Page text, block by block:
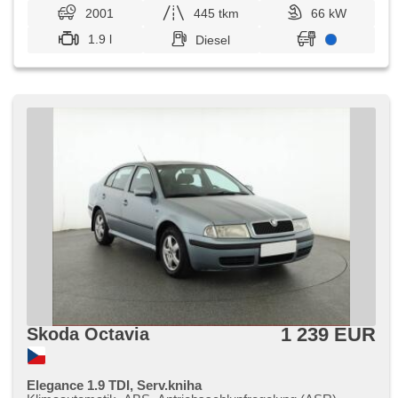
2001 445 tkm
66 kW
1.9 l
Diesel
Skoda Octavia 1 239 EUR
Elegance 1.9 TDI, Serv.kniha